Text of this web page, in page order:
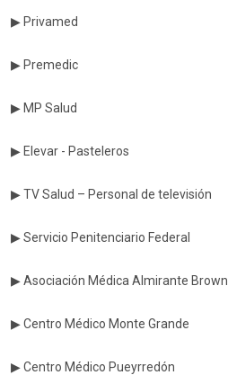
▶ Privamed
▶ Premedic
▶ MP Salud
▶ Elevar - Pasteleros
▶ TV Salud – Personal de televisión
▶ Servicio Penitenciario Federal
▶ Asociación Médica Almirante Brown
▶ Centro Médico Monte Grande
▶ Centro Médico Pueyrredón